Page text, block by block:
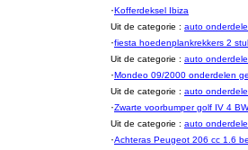
·Kofferdeksel Ibiza
Uit de categorie : auto
·fiesta hoedenplankrekkers 2
Uit de categorie : auto
·Mondeo 09/2000 onderdelen
Uit de categorie : auto
·Zwarte voorbumper golf IV 4
Uit de categorie : auto
·Achteras Peugeot 206 cc 1.6